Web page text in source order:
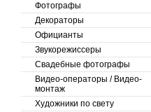
Фотографы
Декораторы
Официанты
Звукорежиссеры
Свадебные фотографы
Видео-операторы / Видео-
монтаж
Художники по свету